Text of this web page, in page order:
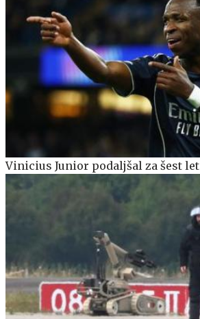
Vinicius Junior podaljšal za šest let